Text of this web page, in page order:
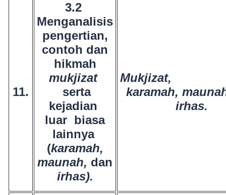
11.
3.2
Menganalisis
pengertian,
contoh dan
hikmah
mukjizat
serta
kejadian
luar biasa
lainnya
(karamah,
maunah, dan
irhas).
karamah,
irhas.